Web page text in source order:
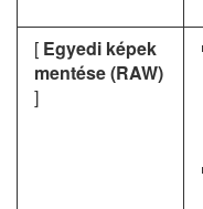
[ Egyedi képek
mentése (RAW)
]